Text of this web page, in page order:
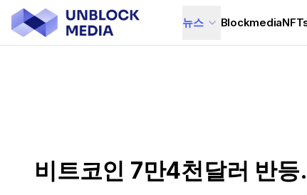
뉴스 Blockmedia
비트코인 7만4천달러 반